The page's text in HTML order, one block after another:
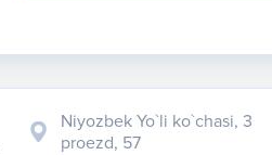
Niyozbek Yo`li ko`chasi, 3
proezd, 57